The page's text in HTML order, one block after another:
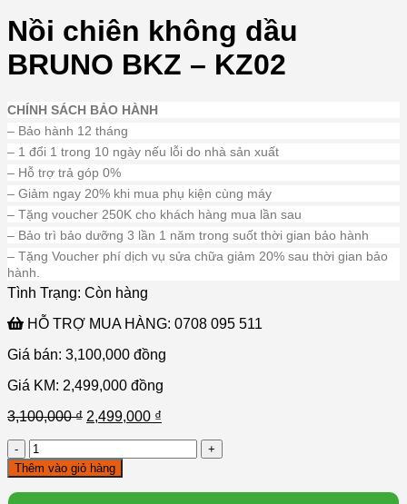
Nồi chiên không dầu
BRUNO BKZ – KZ02
CHÍNH SÁCH BẢO HÀNH
– Bảo hành 12 tháng
– 1 đổi 1 trong 10 ngày nếu lỗi do nhà sản xuất
– Hỗ trợ trả góp 0%
– Giảm ngay 20% khi mua phụ kiện cùng máy
– Tặng voucher 250K cho khách hàng mua lần sau
– Bảo trì bảo dưỡng 3 lần 1 năm trong suốt thời gian bảo hành
– Tặng Voucher phí dịch vụ sửa chữa giảm 20% sau thời gian bảo
hành.
Tình Trạng: Còn hàng
HỖ TRỢ MUA HÀNG: 0708 095 511
Giá bán: 3,100,000 đồng
Giá KM: 2,499,000 đồng
3,100,000₫ 2,499,000 ₫
Nồi
chiên
không
dầu
Thêm vào giỏ hàng